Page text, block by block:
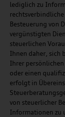
lediglich zu
Besteuerung von
vergünstigten
steuerlichen
Ihnen daher, sich
Ihrer
oder einen
erfolgt in
von steuerlicher
Informationen zu